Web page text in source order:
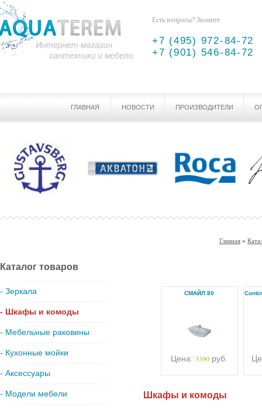
Есть вопросы? Звоните
+7 (495) 972-84-72
+7 (901) 546-84-72
ГЛАВНАЯ НОВОСТИ ПРОИЗВОДИТЕЛИ
Главная »
Каталог товаров
- Зеркала
- Шкафы и комоды
- Мебельные раковины
- Кухонные мойки
- Аксессуары
- Модели мебели
СМАЙЛ 80
Цена: 3390 руб.
Шкафы и комоды